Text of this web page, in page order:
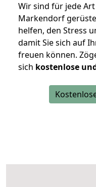
Wir sind für jede
Markendorf
helfen, den Stress
damit Sie sich auf
freuen können.
sich kostenlose